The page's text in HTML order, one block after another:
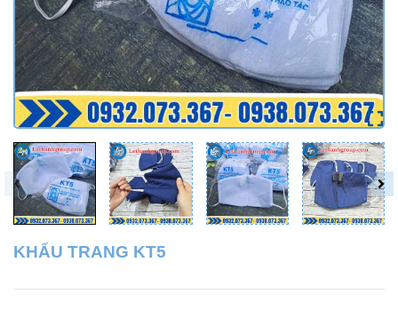
KHẨU TRANG KT5